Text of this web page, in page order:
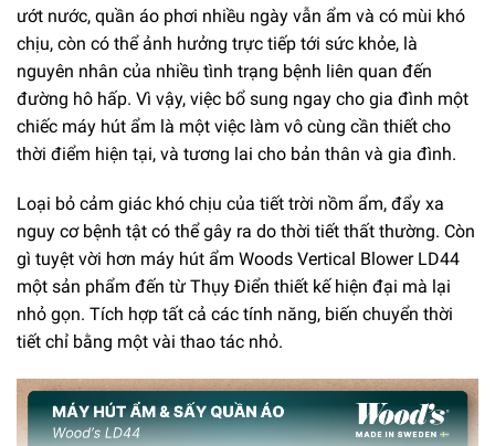
ướt nước, quần áo phơi nhiều ngày vẫn ẩm và có mùi khó
chịu, còn có thể ảnh hưởng trực tiếp tới sức khỏe, là
nguyên nhân của nhiều tình trạng bệnh liên quan đến
đường hô hấp. Vì vậy, việc bổ sung ngay cho gia đình một
chiếc máy hút ẩm là một việc làm vô cùng cần thiết cho
thời điểm hiện tại, và tương lai cho bản thân và gia đình.
Loại bỏ cảm giác khó chịu của tiết trời nồm ẩm, đẩy xa
nguy cơ bệnh tật có thể gây ra do thời tiết thất thường. Còn
gì tuyệt vời hơn máy hút ẩm Woods Vertical Blower LD44
một sản phẩm đến từ Thụy Điển thiết kế hiện đại mà lại
nhỏ gọn. Tích hợp tất cả các tính năng, biến chuyển thời
tiết chỉ bằng một vài thao tác nhỏ.